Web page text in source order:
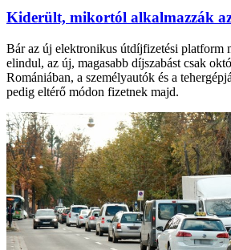
Kiderült, mikortól alkalmazzák
Bár az új elektronikus útdíjfizetési platform
elindul, az új, magasabb díjszabást csak
Romániában, a személyautók és a
pedig eltérő módon fizetnek majd.